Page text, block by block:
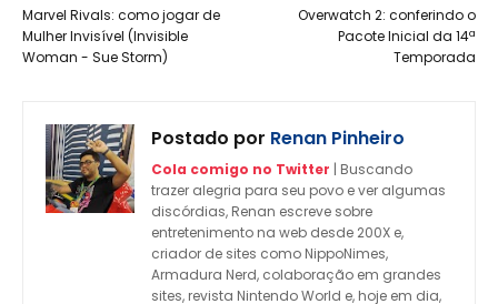
Overwatch 2: conferindo o
Pacote Inicial da 14ª
Temporada
Marvel Rivals: como jogar de
Mulher Invisível (Invisible
Woman - Sue Storm)
Postado por Renan Pinheiro
Cola comigo no Twitter | Buscando
trazer alegria para seu povo e ver algumas
discórdias, Renan escreve sobre
entretenimento na web desde 200X e,
criador de sites como NippoNimes,
Armadura Nerd, colaboração em grandes
sites, revista Nintendo World e, hoje em dia,